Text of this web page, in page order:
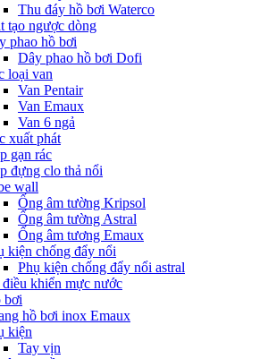
Thu đáy hồ bơi Waterco
tạo ngược dòng
phao hồ bơi
Dây phao hồ bơi Dofi
loại van
Van Pentair
Van Emaux
Van 6 ngả
xuất phát
gạn rác
đựng clo thả nổi
wall
Ống âm tường Kripsol
Ống âm tường Astral
Ống âm tương Emaux
kiện chống đẩy nổi
Phụ kiện chống đẩy nổi astral
khiển mực nước
bơi
hồ bơi inox Emaux
kiện
Tay vịn